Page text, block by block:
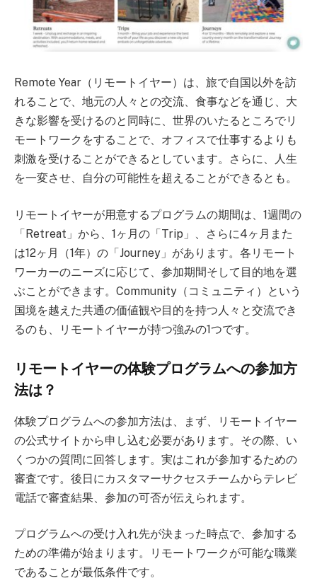
Remote Year（リモートイヤー）は、旅で自国以外を訪
れることで、地元の人々との交流、食事などを通じ、大
きな影響を受けるのと同時に、世界のいたるところでリ
モートワークをすることで、オフィスで仕事するよりも
刺激を受けることができるとしています。さらに、人生
を一変させ、自分の可能性を超えることができるとも。
リモートイヤーが用意するプログラムの期間は、1週間の
「Retreat」から、1ヶ月の「Trip」、さらに4ヶ月また
は12ヶ月（1年）の「Journey」があります。各リモート
ワーカーのニーズに応じて、参加期間そして目的地を選
ぶことができます。Community（コミュニティ）という
国境を越えた共通の価値観や目的を持つ人々と交流でき
るのも、リモートイヤーが持つ強みの1つです。
リモートイヤーの体験プログラムへの参加方
法は？
体験プログラムへの参加方法は、まず、リモートイヤー
の公式サイトから申し込む必要があります。その際、い
くつかの質問に回答します。実はこれが参加するための
審査です。後日にカスタマーサクセスチームからテレビ
電話で審査結果、参加の可否が伝えられます。
プログラムへの受け入れ先が決まった時点で、参加する
ための準備が始まります。リモートワークが可能な職業
であることが最低条件です。